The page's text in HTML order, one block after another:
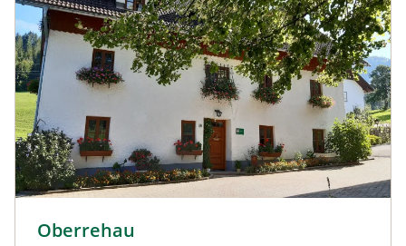
Urlaub am Bauernhof: Oberrehau
Oberrehau